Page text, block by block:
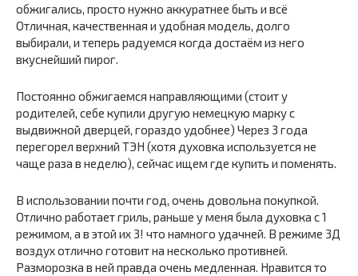
обжигались, просто нужно аккуратнее быть и всё
Отличная, качественная и удобная модель, долго
выбирали, и теперь радуемся когда достаём из него
вкуснейший пирог.
Постоянно обжигаемся направляющими (стоит у
родителей, себе купили другую немецкую марку с
выдвижной дверцей, гораздо удобнее) Через 3 года
перегорел верхний ТЭН (хотя духовка используется не
чаще раза в неделю), сейчас ищем где купить и поменять.
В использовании почти год, очень довольна покупкой.
Отлично работает гриль, раньше у меня была духовка с 1
режимом, а в этой их 3! что намного удачней. В режиме 3Д
воздух отлично готовит на несколько противней.
Разморозка в ней правда очень медленная. Нравится то